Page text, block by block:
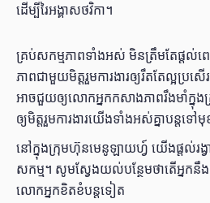
ដើម្បីរៃអង្គាសថវិកា។
គ្រប់សកម្មភាពទាំងអស់ មិនត្រឹមតែផ្ដល់ព
ភាពជាមួយមិត្តរួមការងារឲ្យរឹតតែល្អប្រស
អាចជួយឲ្យលោកអ្នកកសាងភាពរឹងមាំក្នុ
ឲ្យមិត្តរួមការងារយើងទាំងអស់គ្នាបន្តទៅ
នៅក្នុងក្រុមហ៊ុនមេនូឡាយហ្វ៍ យើងផ្ដល់រង្
សកម្ម។ សូមស្វែងយល់បន្ថែមថាតើអ្នកនឹ
លោកអ្នកខិតខំបន្តទៀត